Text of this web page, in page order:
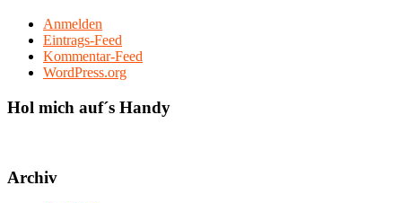
Anmelden
Eintrags-Feed
Kommentar-Feed
WordPress.org
Hol mich auf´s Handy
Archiv